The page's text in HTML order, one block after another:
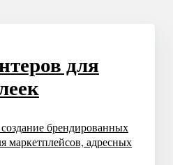
для
брендированных
маркетплейсов, адресных